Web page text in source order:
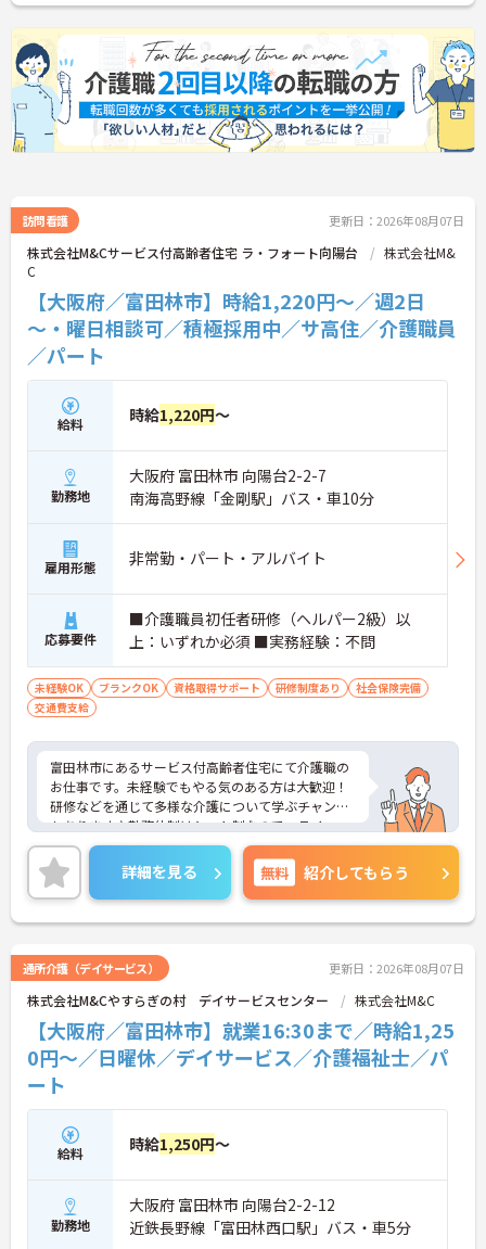
訪問看護 更新日：2026年08月07日
株式会社M&Cサービス付高齢者住宅 ラ・フォート向陽台
株式会社M&
C
【大阪府／富田林市】時給1,220円～／週2日
～・曜日相談可／積極採用中／サ高住／介護職員
／パート
給料 時給1,220円～
勤務地
大阪府 富田林市 向陽台2-2-7
南海高野線「金剛駅」バス・車10分
雇用形態 非常勤・パート・アルバイト
応募要件
■介護職員初任者研修（ヘルパー2級）以
上：いずれか必須 ■実務経験：不問
未経験OK ブランクOK 資格取得サポート 研修制度あり
社会保険完備
交通費支給
富田林市にあるサービス付高齢者住宅にて介護職の
お仕事です。未経験でもやる気のある方は大歓迎！
研修などを通じて多様な介護について学ぶチャンス
もあります♪勤務体制はシフト制なので、ライフス
タイルに合わせた働き方が可能。ご家庭をお持ちの
方も続けやすい職場です。ご興味がある方は是非一
度マイナビまでお問い合わせください。さらに詳細
などお伝えします！
詳細を見る 無料 紹介してもらう
通所介護（デイサービス） 更新日：2026年08月07日
株式会社M&Cやすらぎの村 デイサービスセンター 株式会社M&C
【大阪府／富田林市】就業16:30まで／時給1,25
0円～／日曜休／デイサービス／介護福祉士／パ
ート
給料 時給1,250円～
勤務地
大阪府 富田林市 向陽台2-2-12
近鉄長野線「富田林西口駅」バス・車5分